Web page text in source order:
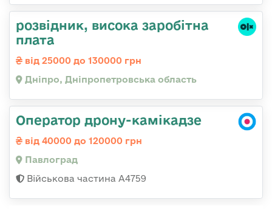
розвідник, висока заробітна
плата
від 25000 до 130000 грн
Дніпро, Дніпропетровська область
Оператор дрону-камікадзе
від 40000 до 120000 грн
Павлоград
Військова частина А4759